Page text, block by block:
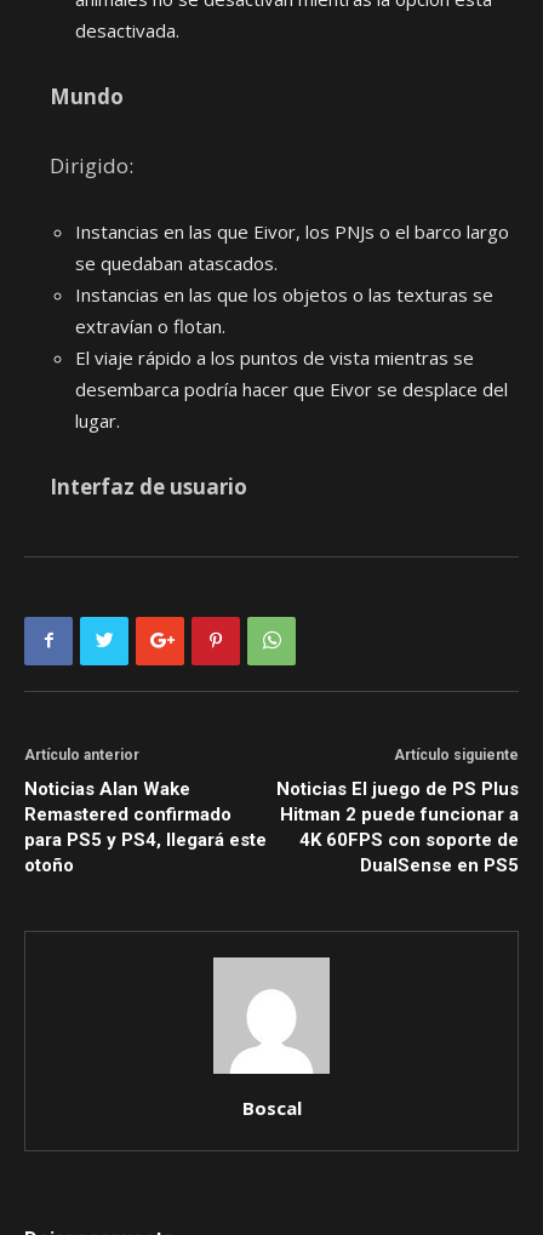
desactivada.
Mundo
Dirigido:
Instancias en las que Eivor, los PNJs o el barco largo
se quedaban atascados.
Instancias en las que los objetos o las texturas se
extravían o flotan.
El viaje rápido a los puntos de vista mientras se
desembarca podría hacer que Eivor se desplace del
lugar.
Interfaz de usuario
Artículo anterior
Noticias Alan Wake
Remastered confirmado
para PS5 y PS4, llegará este
otoño
Artículo siguiente
Noticias El juego de PS Plus
Hitman 2 puede funcionar a
4K 60FPS con soporte de
DualSense en PS5
Boscal